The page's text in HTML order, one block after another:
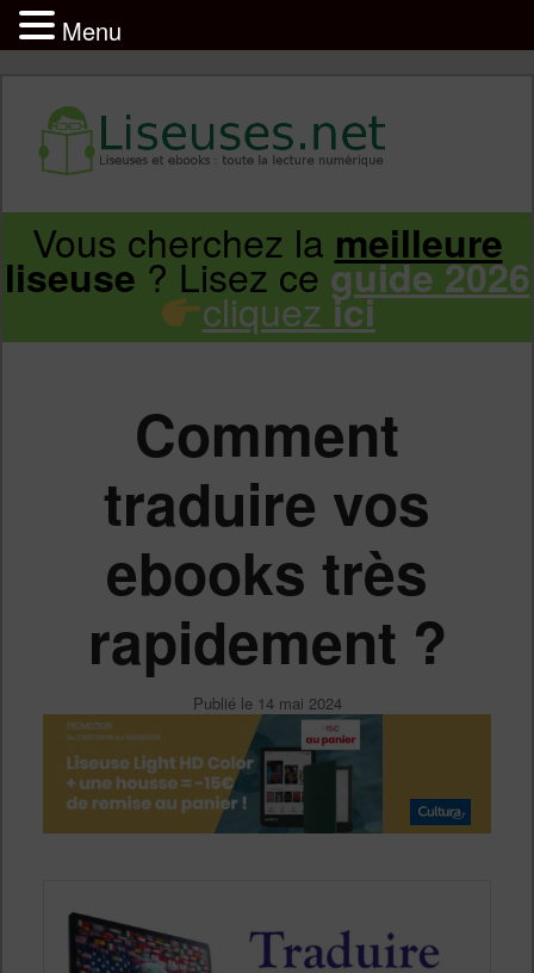
Infos sur les liseuses Kindle, Kobo,
Vivlio, Pocketbook
Aller
Aller
Vous cherchez la meilleure
liseuse? Lisez ceguide 2026
cliquez ici
Comment
traduire vos
ebooks très
rapidement ?
Publié le 14 mai 2024
Menu